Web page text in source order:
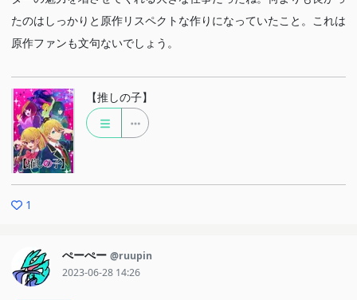
たのはしっかりと原作リスペクトな作りになっていたこと。これは
原作ファンも文句ないでしょう。
【推しの子】
1
ぺーぺー @ruupin
2023-06-28 14:26